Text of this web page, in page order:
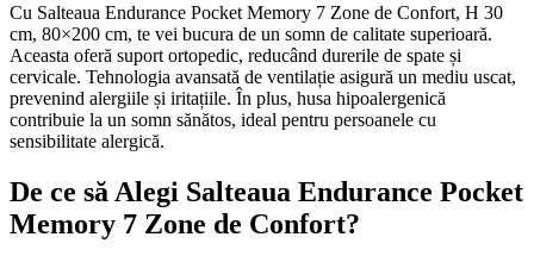
Cu Salteaua Endurance Pocket Memory 7 Zone de Confort, H 30
cm, 80×200 cm, te vei bucura de un somn de calitate superioară.
Aceasta oferă suport ortopedic, reducând durerile de spate și
cervicale. Tehnologia avansată de ventilație asigură un mediu uscat,
prevenind alergiile și iritațiile. În plus, husa hipoalergenică
contribuie la un somn sănătos, ideal pentru persoanele cu
sensibilitate alergică.
De ce să Alegi Salteaua Endurance Pocket
Memory 7 Zone de Confort?